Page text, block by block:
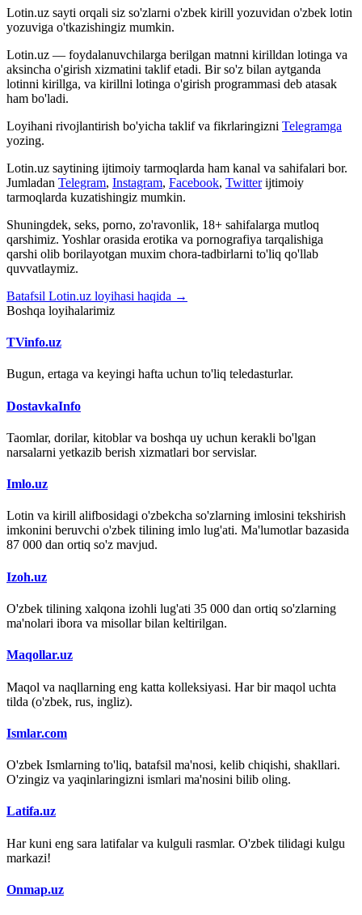
Lotin.uz sayti orqali siz so'zlarni o'zbek kirill yozuvidan o'zbek lotin
yozuviga o'tkazishingiz mumkin.
Lotin.uz — foydalanuvchilarga berilgan matnni kirilldan lotinga va
aksincha o'girish xizmatini taklif etadi. Bir so'z bilan aytganda
lotinni kirillga, va kirillni lotinga o'girish programmasi deb atasak
ham bo'ladi.
Loyihani rivojlantirish bo'yicha taklif va fikrlaringizni Telegramga
yozing.
Lotin.uz saytining ijtimoiy tarmoqlarda ham kanal va sahifalari bor.
Jumladan Telegram, Instagram, Facebook, Twitter ijtimoiy
tarmoqlarda kuzatishingiz mumkin.
Shuningdek, seks, porno, zo'ravonlik, 18+ sahifalarga mutloq
qarshimiz. Yoshlar orasida erotika va pornografiya tarqalishiga
qarshi olib borilayotgan muxim chora-tadbirlarni to'liq qo'llab
quvvatlaymiz.
Batafsil Lotin.uz loyihasi haqida →
Boshqa loyihalarimiz
TVinfo.uz
Bugun, ertaga va keyingi hafta uchun to'liq teledasturlar.
DostavkaInfo
Taomlar, dorilar, kitoblar va boshqa uy uchun kerakli bo'lgan
narsalarni yetkazib berish xizmatlari bor servislar.
Imlo.uz
Lotin va kirill alifbosidagi o'zbekcha so'zlarning imlosini tekshirish
imkonini beruvchi o'zbek tilining imlo lug'ati. Ma'lumotlar bazasida
87 000 dan ortiq so'z mavjud.
Izoh.uz
O'zbek tilining xalqona izohli lug'ati 35 000 dan ortiq so'zlarning
ma'nolari ibora va misollar bilan keltirilgan.
Maqollar.uz
Maqol va naqllarning eng katta kolleksiyasi. Har bir maqol uchta
tilda (o'zbek, rus, ingliz).
Ismlar.com
O'zbek Ismlarning to'liq, batafsil ma'nosi, kelib chiqishi, shakllari.
O'zingiz va yaqinlaringizni ismlari ma'nosini bilib oling.
Latifa.uz
Har kuni eng sara latifalar va kulguli rasmlar. O'zbek tilidagi kulgu
markazi!
Onmap.uz